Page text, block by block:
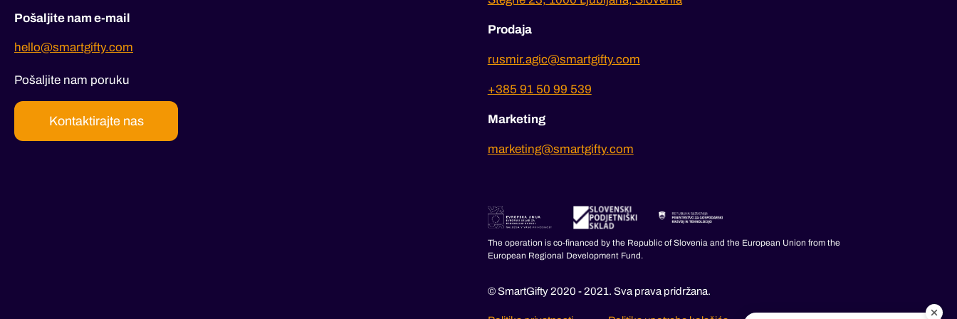
Pošaljite nam e-mail
hello@smartgifty.com
Pošaljite nam poruku
Kontaktirajte nas
Prodaja
rusmir.agic@smartgifty.com
+385 91 50 99 539
Marketing
marketing@smartgifty.com
The operation is co-financed by the Republic of Slovenia and the European Union from the
European Regional Development Fund.
© SmartGifty 2020 - 2021. Sva prava pridržana.